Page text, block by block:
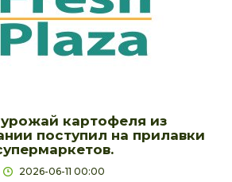
картофеля из
поступил на прилавки
2026-06-11 00:00